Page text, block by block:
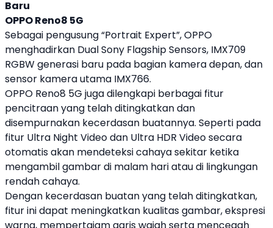
Baru
OPPOReno8 5G
Sebagai pengusung “Portrait Expert”,OPPO
menghadirkan Dual Sony Flagship Sensors, IMX709
RGBW generasi baru pada bagian kamera depan, dan
sensor kamera utama IMX766.
OPPO Reno8 5G juga dilengkapi berbagai fitur
pencitraan yang telah ditingkatkan dan
disempurnakan kecerdasan buatannya. Seperti pada
fitur Ultra Night Video dan Ultra HDR Video secara
otomatis akan mendeteksi cahaya sekitar ketika
mengambil gambar di malam hari atau di lingkungan
rendah cahaya.
Dengan kecerdasan buatan yang telah ditingkatkan,
fitur ini dapat meningkatkan kualitas gambar, ekspresi